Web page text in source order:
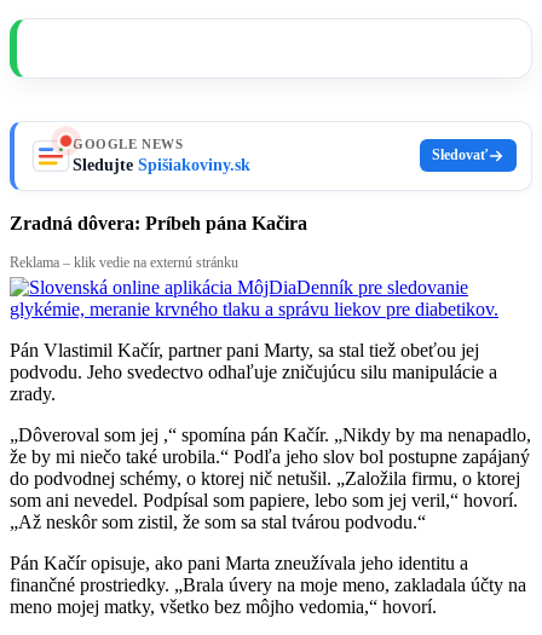
GOOGLE NEWS
Sledujte Spišiakoviny.sk
Sledovať
Zradná dôvera: Príbeh pána Kačira
Reklama – klik vedie na externú stránku
Pán Vlastimil Kačír, partner pani Marty, sa stal tiež obeťou jej
podvodu. Jeho svedectvo odhaľuje zničujúcu silu manipulácie a
zrady.
„Dôveroval som jej ,“ spomína pán Kačír. „Nikdy by ma nenapadlo,
že by mi niečo také urobila.“ Podľa jeho slov bol postupne zapájaný
do podvodnej schémy, o ktorej nič netušil. „Založila firmu, o ktorej
som ani nevedel. Podpísal som papiere, lebo som jej veril,“ hovorí.
„Až neskôr som zistil, že som sa stal tvárou podvodu.“
Pán Kačír opisuje, ako pani Marta zneužívala jeho identitu a
finančné prostriedky. „Brala úvery na moje meno, zakladala účty na
meno mojej matky, všetko bez môjho vedomia,“ hovorí.